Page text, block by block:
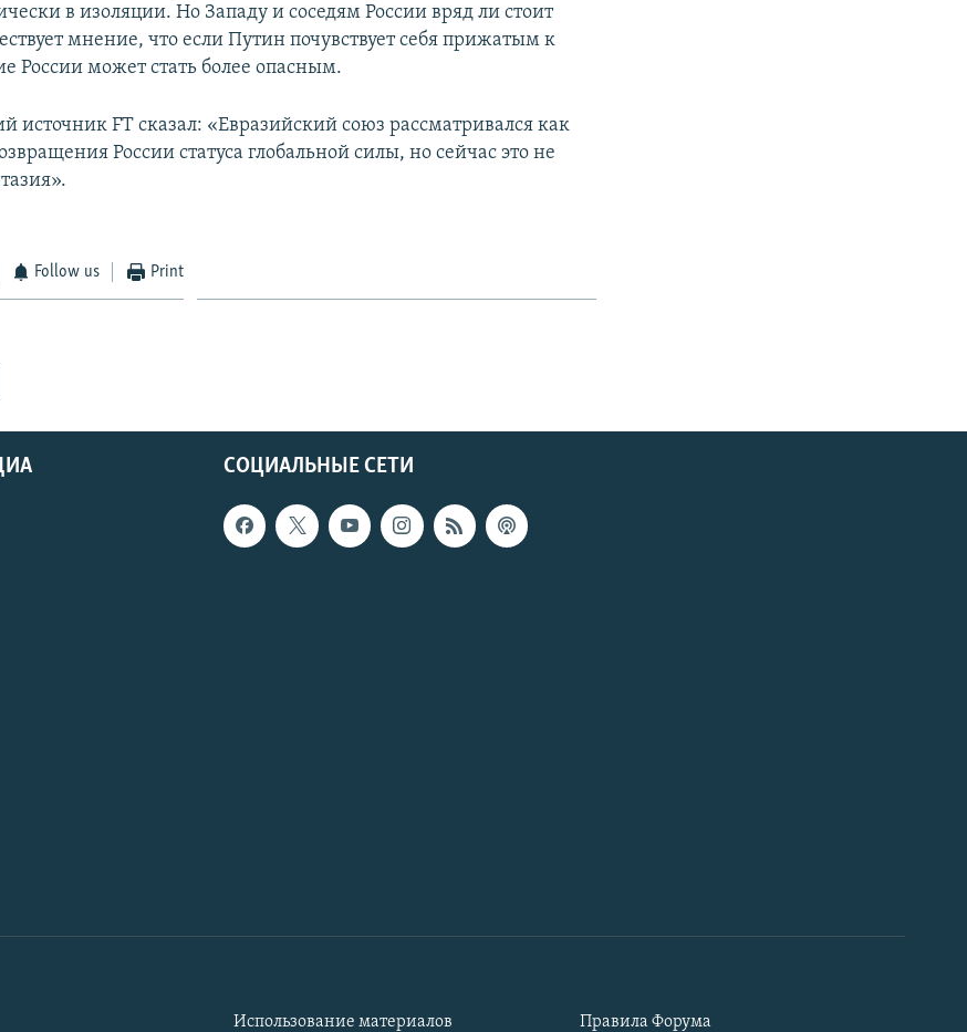
в изоляции. Но Западу и соседям России вряд ли стоит
мнение, что если Путин почувствует себя прижатым к
России может стать более опасным.
источник FT сказал: «Евразийский союз рассматривался как
России статуса глобальной силы, но сейчас это не
Follow us Print
СОЦИАЛЬНЫЕ СЕТИ
Использование материалов Правила Форума